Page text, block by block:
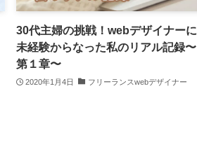
30代主婦の挑戦！webデザイナーに
未経験からなった私のリアル記録〜
第１章〜
2020年1月4日 フリーランスwebデザイナー